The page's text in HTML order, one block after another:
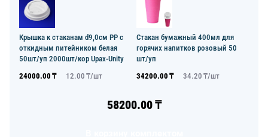
Крышка к стаканам d9,0см PP с
откидным питейником белая
50шт/уп 2000шт/кор Upax-Unity
24000.00 ₸ 12.00 ₸/шт
Стакан бумажный 400мл для
горячих напитков розовый 50
шт/уп
34200.00 ₸ 34.20 ₸/шт
58200.00₸